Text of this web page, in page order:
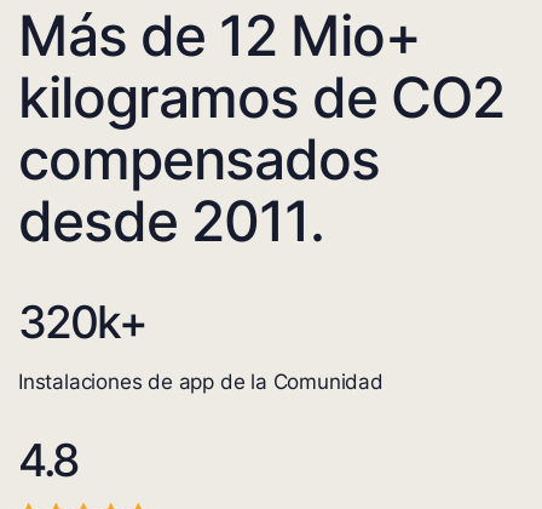
Más de 12 Mio+
kilogramos de CO2
compensados
desde 2011.
320k+
Instalaciones de app de la Comunidad
4.8